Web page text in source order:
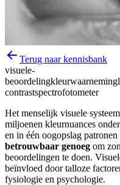
Terug naar kennisbank
visuele-
beoordelingkleurwaarneming
contrastspectrofotometer
Het menselijk visuele
miljoenen kleurnuances
en in één oogopslag
betrouwbaar genoeg om
beoordelingen te doen.
beïnvloed door talloze
fysiologie en psychologie.